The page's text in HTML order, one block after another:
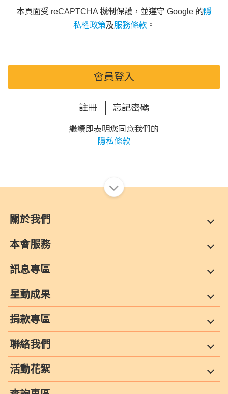
本頁面受 reCAPTCHA 機制保護，並遵守 Google 的隱
私權政策及服務條款 。
會員登入
註冊 忘記密碼
繼續即表明您同意我們的
隱私條款
關於我們
本會服務
訊息專區
星動成果
捐款專區
聯絡我們
活動花絮